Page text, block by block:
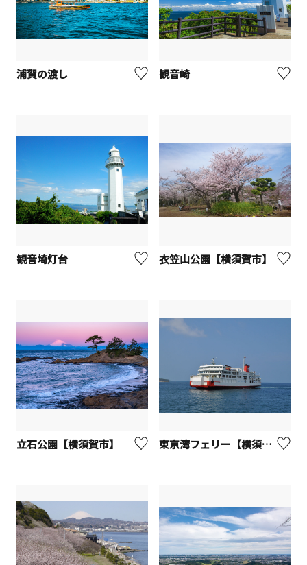
浦賀の渡し 観音崎
観音埼灯台 衣笠山公園【横須賀市】
立石公園【横須賀市】 東京湾フェリー【横須賀市】